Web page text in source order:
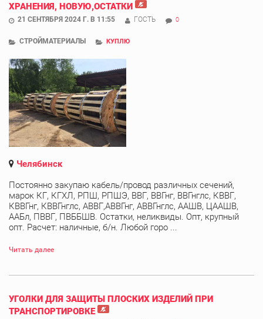
ХРАНЕНИЯ, НОВУЮ,ОСТАТКИ
21 СЕНТЯБРЯ 2024 Г. В 11:55 ГОСТЬ 0
СТРОЙМАТЕРИАЛЫ КУПЛЮ
Челябинск
Постоянно закупаю кабель/провод различных сечений,
марок КГ, КГХЛ, РПШ, РПШЭ, ВВГ, ВВГнг, ВВГнглс, КВВГ,
КВВГнг, КВВГнглс, АВВГ,АВВГнг, АВВГнглс, ААШВ, ЦААШВ,
ААБл, ПВВГ, ПВББШВ. Остатки, неликвиды. Опт, крупный
опт. Расчет: наличные, б/н. Любой горо ...
Читать далее
УГОЛКИ ДЛЯ ЗАЩИТЫ ПЛОСКИХ ИЗДЕЛИЙ ПРИ
ТРАНСПОРТИРОВКЕ